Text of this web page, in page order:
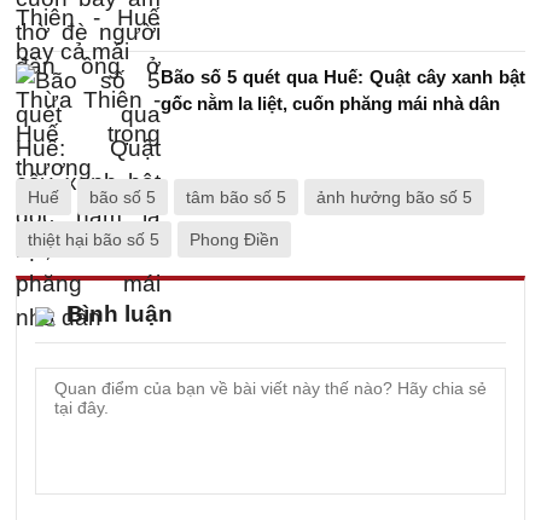
Bão số 5 quét qua Huế: Quật cây xanh bật
gốc nằm la liệt, cuốn phăng mái nhà dân
Huế bão số 5 tâm bão số 5 ảnh hưởng bão số 5
thiệt hại bão số 5 Phong Điền
Bình luận